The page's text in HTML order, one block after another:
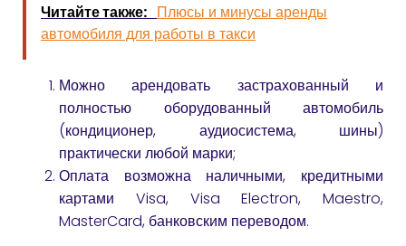
Читайте также: Плюсы и минусы аренды
автомобиля для работы в такси
Можно арендовать застрахованный и
полностью оборудованный автомобиль
(кондиционер, аудиосистема, шины)
практически любой марки;
Оплата возможна наличными, кредитными
картами Visa, Visa Electron, Maestro,
MasterCard, банковским переводом.